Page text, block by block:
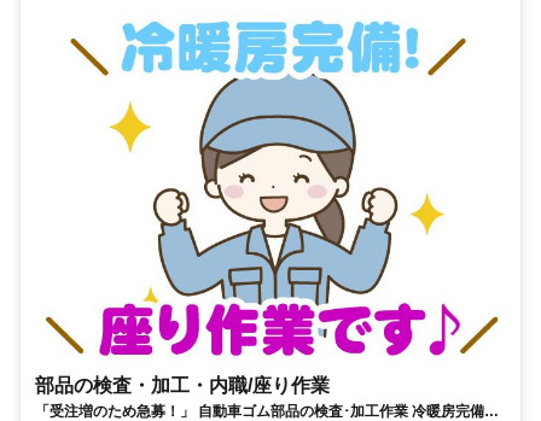
部品の検査・加工・内職/座り作業
「受注増のため急募！」 自動車ゴム部品の検査･加工作業 冷暖房完備で